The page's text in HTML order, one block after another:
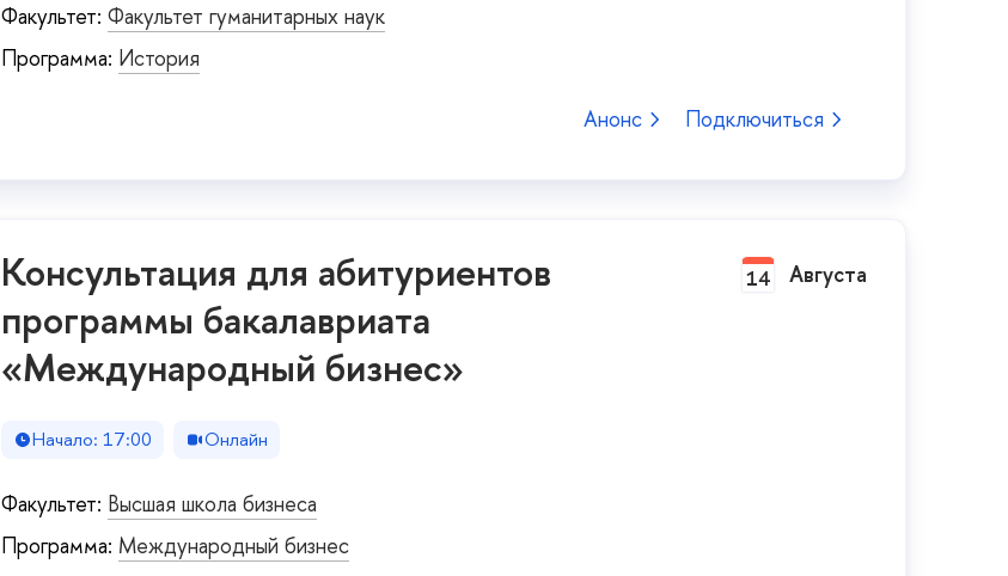
Факультет: Факультет гуманитарных наук
Программа: История
Анонс Подключиться
Консультация для абитуриентов
программы бакалавриата
«Международный бизнес»
14 Августа
Начало: 17:00 Онлайн
Факультет: Высшая школа бизнеса
Программа: Международный бизнес